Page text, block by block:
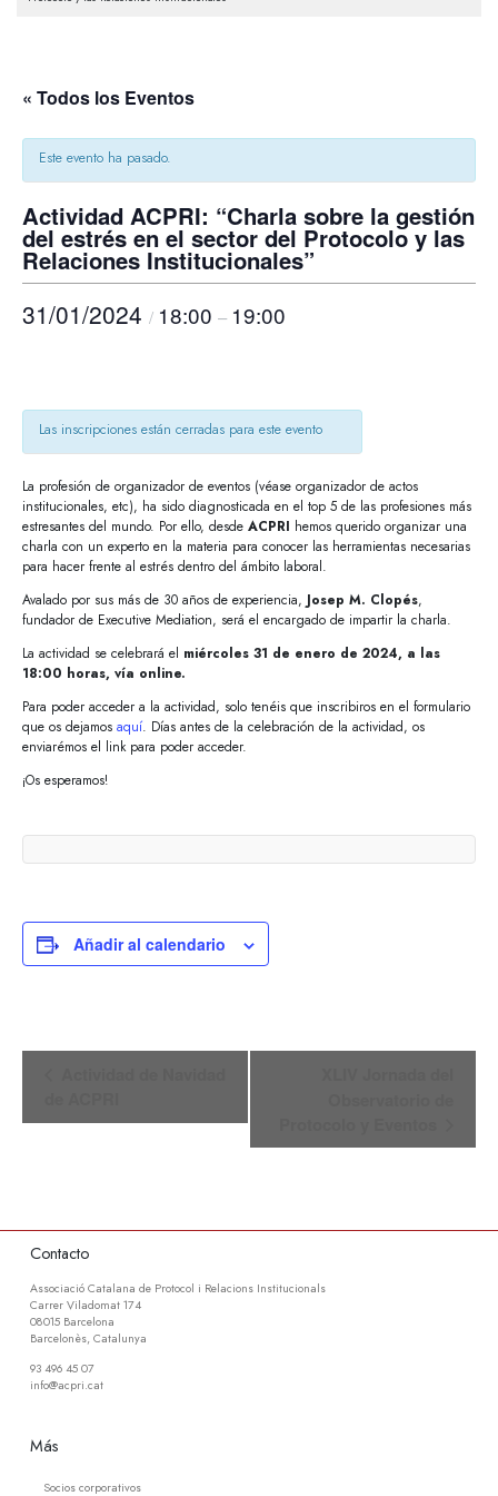
« Todos los Eventos
Este evento ha pasado.
Actividad ACPRI: “Charla sobre la gestión
del estrés en el sector del Protocolo y las
Relaciones Institucionales”
31/01/2024 / 18:00 – 19:00
Las inscripciones están cerradas para este evento
La profesión de organizador de eventos (véase organizador de actos
institucionales, etc), ha sido diagnosticada en el top 5 de las profesiones más
estresantes del mundo. Por ello, desde ACPRI hemos querido organizar una
charla con un experto en la materia para conocer las herramientas necesarias
para hacer frente al estrés dentro del ámbito laboral.
Avalado por sus más de 30 años de experiencia, Josep M. Clopés,
fundador de Executive Mediation, será el encargado de impartir la charla.
La actividad se celebrará el miércoles 31 de enero de 2024, a las
18:00 horas, vía online.
Para poder acceder a la actividad, solo tenéis que inscribiros en el formulario
que os dejamos aquí. Días antes de la celebración de la actividad, os
enviarémos el link para poder acceder.
¡Os esperamos!
Añadir al calendario
Evento
Contacto
Associació Catalana de Protocol i Relacions Institucionals
Carrer Viladomat 174
08015 Barcelona
Barcelonès, Catalunya
93 496 45 07
info@acpri.cat
Más
Socios corporativos